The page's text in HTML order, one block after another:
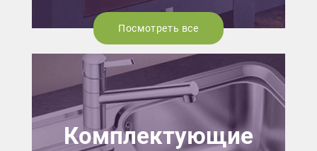
Посмотреть все
Комплектующие